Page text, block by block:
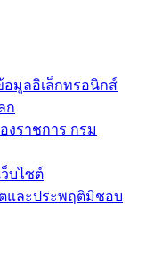
อมูลอิเล็กทรอนิกส์
ก
งราชการ กรม
บไซต์
ตและประพฤติมิชอบ